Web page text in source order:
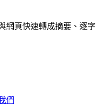
網頁快速轉成摘要、逐字
們